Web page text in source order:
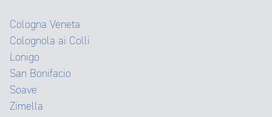
Cologna Veneta
Colognola ai Colli
Lonigo
San Bonifacio
Soave
Zimella